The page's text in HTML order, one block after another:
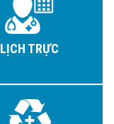
LỊCH TRỰC